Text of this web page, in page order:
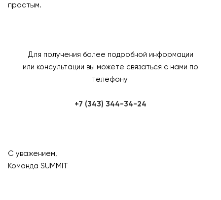
простым.
Для получения более подробной информации
или консультации вы можете связаться с нами по
телефону
+7 (343) 344-34-24
С уважением,
Команда SUMMIT